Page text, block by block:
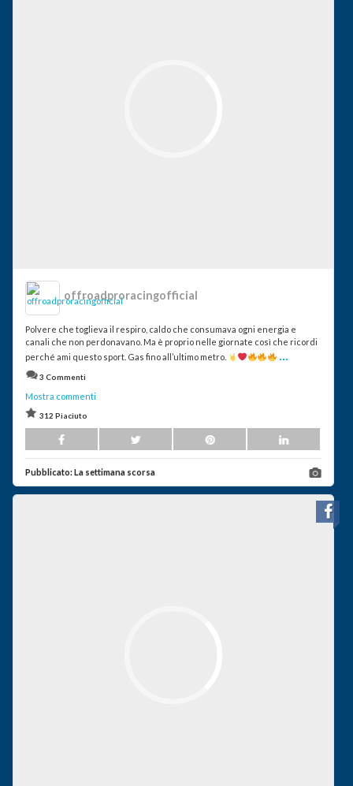
offroadproracingofficial
Polvere che toglieva il respiro, caldo che consumava ogni energia e
canali che non perdonavano. Ma è proprio nelle giornate così che ricordi
perché ami questo sport. Gas fino all’ultimo metro.
...
3 Commenti
Mostra commenti
312 Piaciuto
Pubblicato:La settimana scorsa